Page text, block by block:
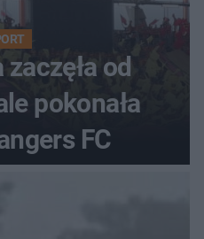
od
pokonała
FC